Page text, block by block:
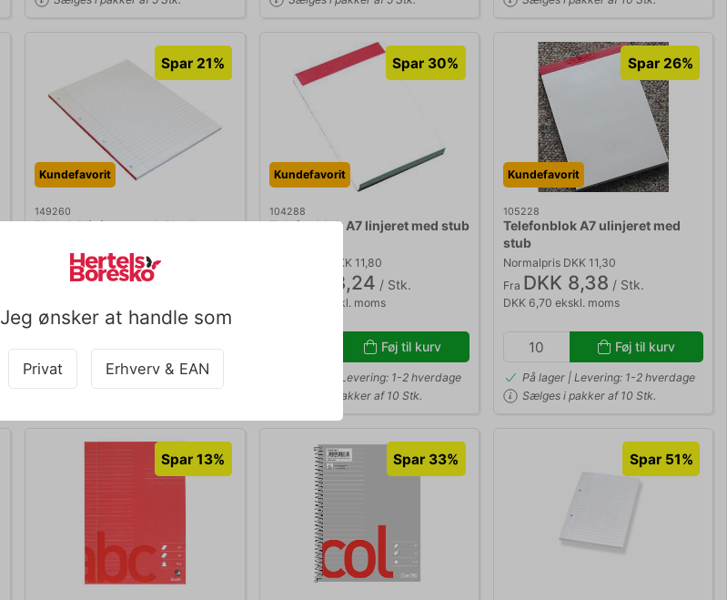
Jeg ønsker at handle som
Privat Erhverv & EAN
Kundefavorit
Spar 21%
149260
Blok A4 linjeret med 4 huller
Normalpris DKK 36,19
DKK 28,69/ Stk.
Føj til kurv
På lager | Levering: 1-2 hverdage
Kundefavorit
Spar 30%
104288
Telefonblok A7 linjeret med stub
Normalpris DKK 11,80
DKK 8,24 / Stk.
DKK 6,59 ekskl. moms
Føj til kurv
På lager | Levering: 1-2 hverdage
Sælges i pakker af 10 Stk.
Kundefavorit
Spar 26%
105228
Telefonblok A7 ulinjeret med
stub
Normalpris DKK 11,30
Fra DKK 8,38 / Stk.
DKK 6,70 ekskl. moms
Føj til kurv
På lager | Levering: 1-2 hverdage
Sælges i pakker af 10 Stk.
Spar 13% Spar 33% Spar 51%